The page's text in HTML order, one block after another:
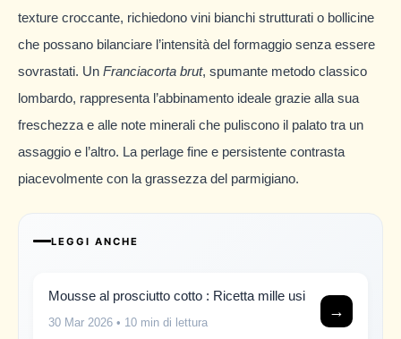
texture croccante, richiedono vini bianchi strutturati o bollicine
che possano bilanciare l’intensità del formaggio senza essere
sovrastati. Un Franciacorta brut, spumante metodo classico
lombardo, rappresenta l’abbinamento ideale grazie alla sua
freschezza e alle note minerali che puliscono il palato tra un
assaggio e l’altro. La perlage fine e persistente contrasta
piacevolmente con la grassezza del parmigiano.
LEGGI ANCHE
Mousse al prosciutto cotto : Ricetta mille usi
30 Mar 2026 • 10 min di lettura
→